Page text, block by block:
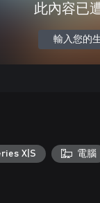
此內容已
輸入您的
X|S 電腦